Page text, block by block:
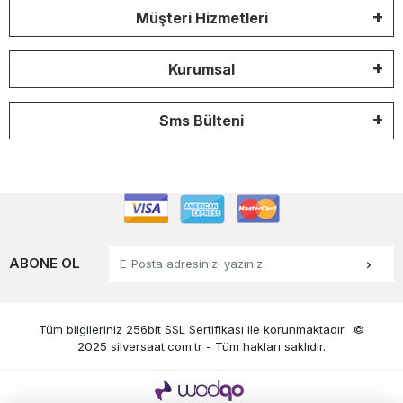
Müşteri Hizmetleri
Kurumsal
Sms Bülteni
ABONE OL
Tüm bilgileriniz 256bit SSL Sertifikası ile korunmaktadır. ©
2025 silversaat.com.tr - Tüm hakları saklıdır.